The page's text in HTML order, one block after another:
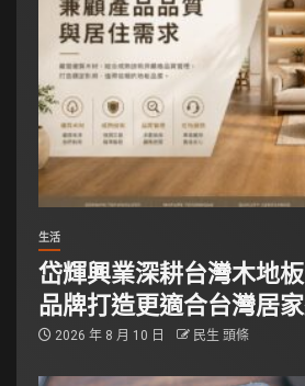
生活
岱輝興業深耕台灣木地
品牌打造更適合台灣居
2026 年 8 月 10 日 民生 頭條